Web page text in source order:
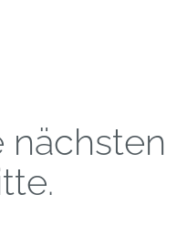
nächsten